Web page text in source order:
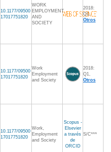
10.1177/09500
17017751820
WORK
EMPLOYMENT
AND
SOCIETY
2018:
Q1,
Otros
10.1177/09500
17017751820
Work
Employment
and Society
2018:
Q1,
Otros
10.1177/09500
17017751820
Work,
Employment
and Society
Scopus -
Elsevier
a través
de
ORCID
S/C***